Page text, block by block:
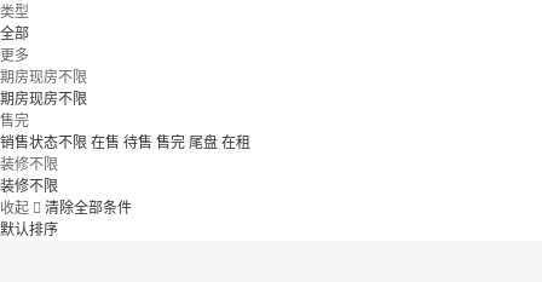
类型
全部
更多
期房现房不限
期房现房不限
售完
销售状态不限 在售 待售 售完 尾盘 在租
装修不限
装修不限
收起  清除全部条件
默认排序